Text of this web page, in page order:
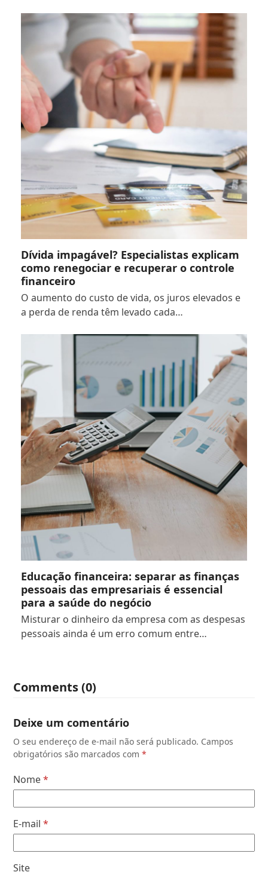
Dívida impagável? Especialistas explicam
como renegociar e recuperar o controle
financeiro
O aumento do custo de vida, os juros elevados e
a perda de renda têm levado cada…
Educação financeira: separar as finanças
pessoais das empresariais é essencial
para a saúde do negócio
Misturar o dinheiro da empresa com as despesas
pessoais ainda é um erro comum entre…
Comments (0)
Deixe um comentário
O seu endereço de e-mail não será publicado. Campos
obrigatórios são marcados com*
Nome*
E-mail*
Site